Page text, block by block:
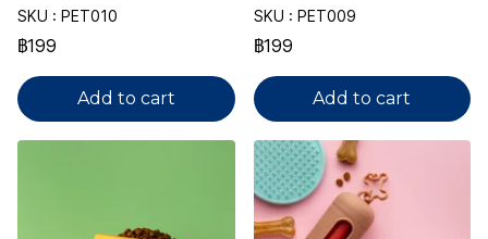
SKU : PET010
฿199
Add to cart
SKU : PET009
฿199
Add to cart